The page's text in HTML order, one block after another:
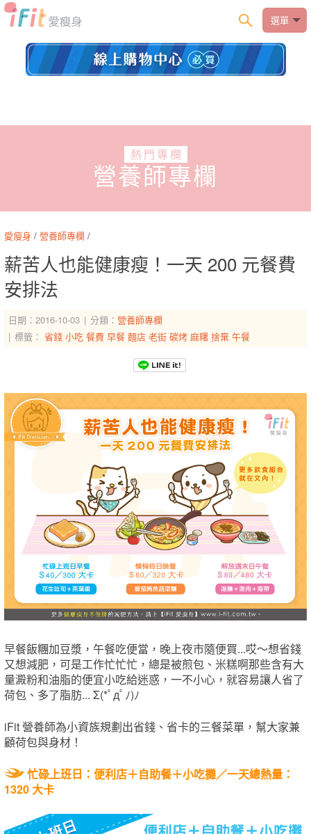
選單
熱門專欄
營養師專欄
愛瘦身 / 營養師專欄 /
薪苦人也能健康瘦！一天 200 元餐費
安排法
日期：2016-10-03 分類： 營養師專欄
標籤： 省錢 小吃 餐費 早餐 麵店 老街 碳烤 麻糬 捨棄 午餐
早餐飯糰加豆漿，午餐吃便當，晚上夜市隨便買...哎～想省錢
又想減肥，可是工作忙忙忙，總是被煎包、米糕啊那些含有大
量澱粉和油脂的便宜小吃給迷惑，一不小心，就容易讓人省了
荷包、多了脂肪... Σ(*ﾟдﾟﾉ)ﾉ
iFit 營養師為小資族規劃出省錢、省卡的三餐菜單，幫大家兼
顧荷包與身材！
忙碌上班日：便利店＋自助餐＋小吃攤／一天總熱量：
1320 大卡